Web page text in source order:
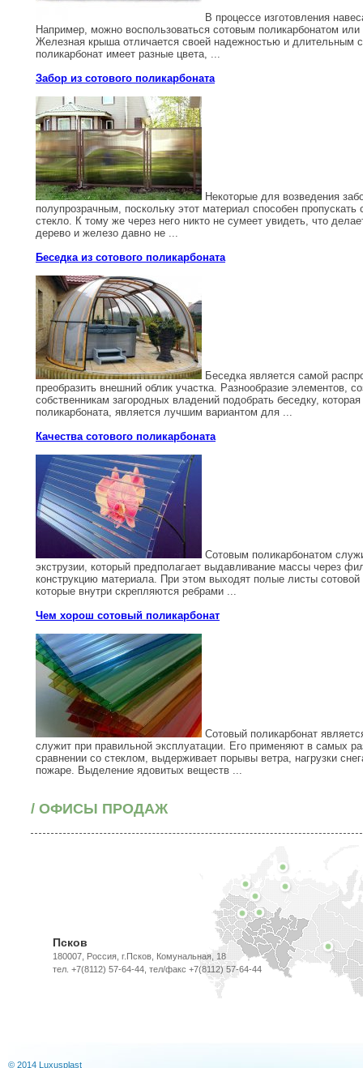
В процессе изготовления
Например, можно воспользоваться сотовым поликарбонатом
Железная крыша отличается своей надежностью и длительным
поликарбонат имеет разные цвета, ...
Забор из сотового поликарбоната
Некоторые для возведения
полупрозрачным, поскольку этот материал способен
стекло. К тому же через него никто не сумеет увидеть, что
дерево и железо давно не ...
Беседка из сотового поликарбоната
Беседка является самой
преобразить внешний облик участка. Разнообразие элементов,
собственникам загородных владений подобрать беседку,
поликарбоната, является лучшим вариантом для ...
Качества сотового поликарбоната
Сотовым поликарбонатом
экструзии, который предполагает выдавливание массы через
конструкцию материала. При этом выходят полые листы
которые внутри скрепляются ребрами ...
Чем хорош сотовый поликарбонат
Сотовый поликарбонат
служит при правильной эксплуатации. Его применяют в самых
сравнении со стеклом, выдерживает порывы ветра, нагрузки
пожаре. Выделение ядовитых веществ ...
/ ОФИСЫ ПРОДАЖ
Псков
180007, Россия, г.Псков, Комунальная, 18
тел. +7(8112) 57-64-44, тел/факс +7(8112) 57-64-44
© 2014 Luxusplast